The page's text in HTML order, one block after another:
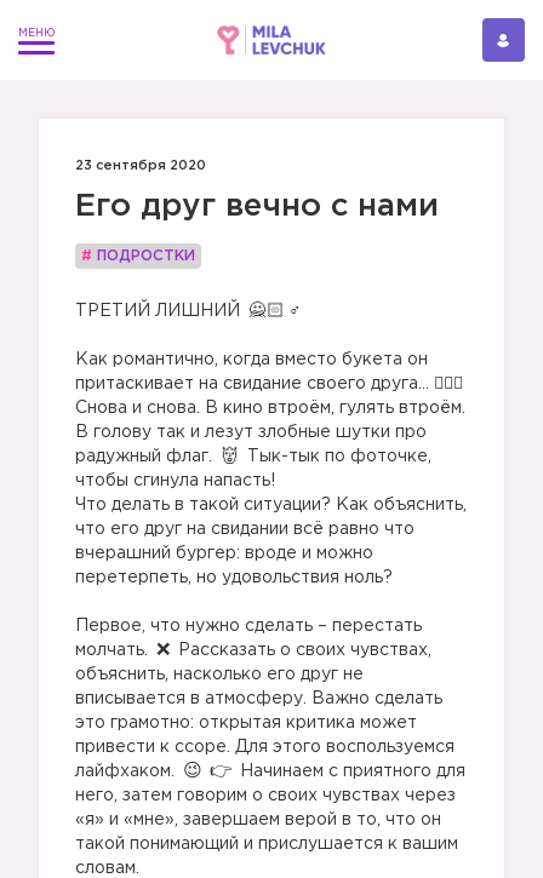
23 сентября 2020
Его друг вечно с нами
# ПОДРОСТКИ
ТРЕТИЙ ЛИШНИЙ ‍♂
Как романтично, когда вместо букета он
притаскивает на свидание своего друга… 🤦🏻‍♀
Снова и снова. В кино втроём, гулять втроём.
В голову так и лезут злобные шутки про
радужный флаг.
Тык-тык по фоточке,
чтобы сгинула напасть!
Что делать в такой ситуации? Как объяснить,
что его друг на свидании всё равно что
вчерашний бургер: вроде и можно
перетерпеть, но удовольствия ноль?
Первое, что нужно сделать – перестать
молчать.
Рассказать о своих чувствах,
объяснить, насколько его друг не
вписывается в атмосферу. Важно сделать
это грамотно: открытая критика может
привести к ссоре. Для этого воспользуемся
лайфхаком.
Начинаем с приятного для
него, затем говорим о своих чувствах через
«я» и «мне», завершаем верой в то, что он
такой понимающий и прислушается к вашим
словам.